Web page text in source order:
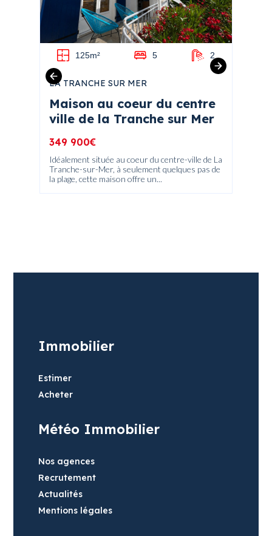
125m² 5 2
Maison au coeur du centre
ville de la Tranche sur Mer
LA TRANCHE SUR MER
349 900€
Idéalement située au coeur du centre-ville de La
Tranche-sur-Mer, à seulement quelques pas de
la plage, cette maison offre un...
Immobilier
Estimer
Acheter
Météo Immobilier
Nos agences
Recrutement
Actualités
Mentions légales